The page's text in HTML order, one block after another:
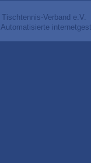
Verband e.V.